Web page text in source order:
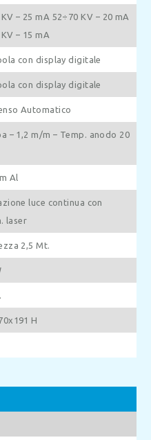
– 25 mA 52÷70 KV – 20 mA
– 15 mA
con display digitale
con display digitale
Automatico
– 1,2 m/m – Temp. anodo 20
Al
luce continua con
laser
2,5 Mt.
H